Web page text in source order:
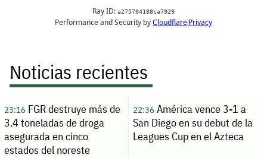
Noticias recientes
23:16FGR destruye más de
3.4 toneladas de droga
asegurada en cinco
estados del noreste
22:36América vence 3-1 a
San Diego en su debut de la
Leagues Cup en el Azteca